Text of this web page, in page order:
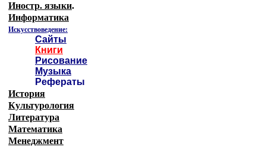
Иностр. языки.
Информатика
Искусствоведение:
Сайты
Книги
Рисование
Музыка
Рефераты
История
Культурология
Литература
Математика
Менеджмент